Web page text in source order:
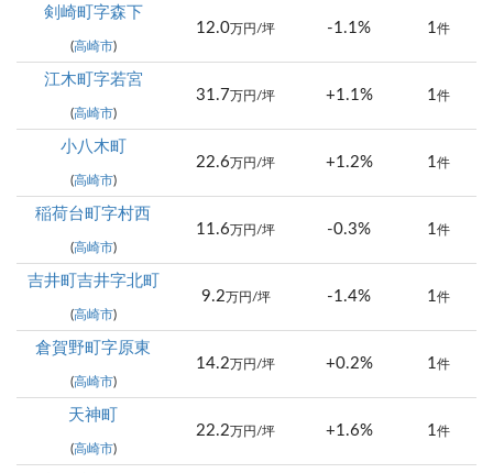
剣崎町字森下
(高崎市)
12.0 万円/坪 -1.1% 1件
江木町字若宮
(高崎市)
31.7 万円/坪 +1.1% 1件
小八木町
(高崎市)
22.6 万円/坪 +1.2% 1件
稲荷台町字村西
(高崎市)
11.6 万円/坪 -0.3% 1件
吉井町吉井字北町
(高崎市)
9.2 万円/坪 -1.4% 1件
倉賀野町字原東
(高崎市)
14.2 万円/坪 +0.2% 1件
天神町
(高崎市)
22.2 万円/坪 +1.6% 1件